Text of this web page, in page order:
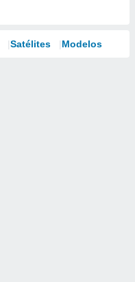
Satélites Modelos